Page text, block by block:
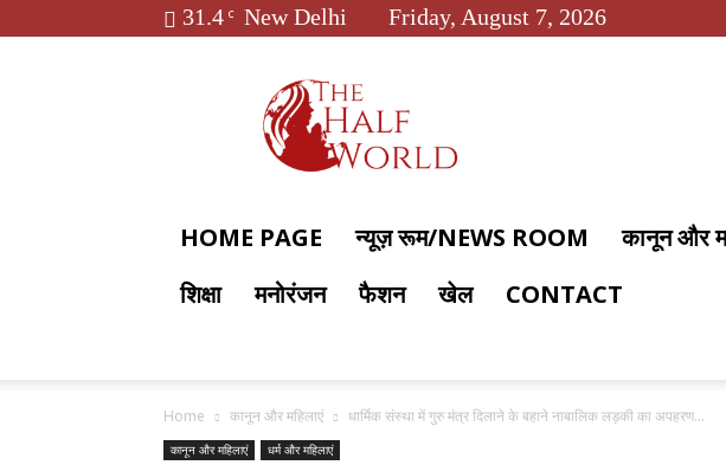
31.4 C New Delhi Friday, August 7, 2026
World
HOME PAGE न्यूज़ रूम/NEWS ROOM कानून और
शिक्षा
मनोरंजन फैशन खेल CONTACT
Home कानून और महिलाएं धार्मिक संस्था में गुरु मंत्र दिलाने के बहाने नाबालिक लड़की का अपहरण...
कानून और महिलाएं धर्म और महिलाएं